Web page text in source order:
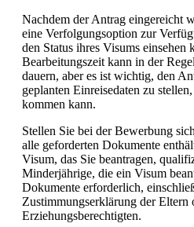
Nachdem der Antrag eingereicht
eine Verfolgungsoption zur
den Status ihres Visums einsehen
Bearbeitungszeit kann in der
dauern, aber es ist wichtig, den
geplanten Einreisedaten zu
kommen kann.
Stellen Sie bei der Bewerbung
alle geforderten Dokumente
Visum, das Sie beantragen,
Minderjährige, die ein Visum
Dokumente erforderlich,
Zustimmungserklärung der Eltern
Erziehungsberechtigten.